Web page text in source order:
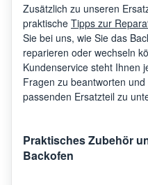
Zusätzlich zu unseren
praktische Tipps zur
Sie bei uns, wie Sie das
reparieren oder wechseln
Kundenservice steht Ihnen
Fragen zu beantworten
passenden Ersatzteil zu
Praktisches Zubehör
Backofen